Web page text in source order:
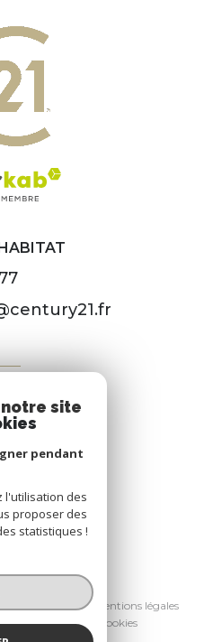
Mentions légales
RGPD Cookies
site
pendant
l'utilisation des
proposer des
statistiques !